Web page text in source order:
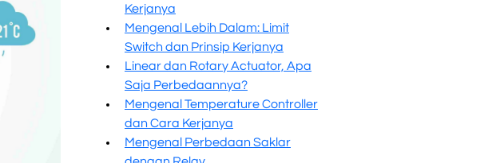
Kerjanya
Mengenal Lebih Dalam: Limit
Switch dan Prinsip Kerjanya
Linear dan Rotary Actuator, Apa
Saja Perbedaannya?
Mengenal Temperature Controller
dan Cara Kerjanya
Mengenal Perbedaan Saklar